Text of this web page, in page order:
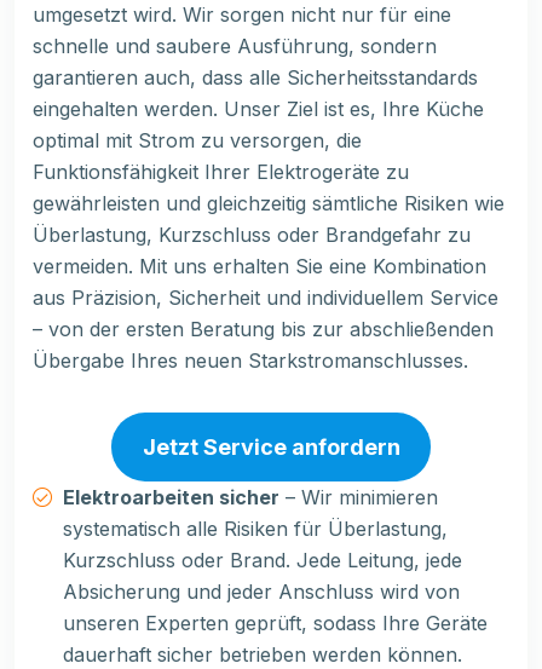
umgesetzt wird. Wir sorgen nicht nur für eine
schnelle und saubere Ausführung, sondern
garantieren auch, dass alle Sicherheitsstandards
eingehalten werden. Unser Ziel ist es, Ihre Küche
optimal mit Strom zu versorgen, die
Funktionsfähigkeit Ihrer Elektrogeräte zu
gewährleisten und gleichzeitig sämtliche Risiken wie
Überlastung, Kurzschluss oder Brandgefahr zu
vermeiden. Mit uns erhalten Sie eine Kombination
aus Präzision, Sicherheit und individuellem Service
– von der ersten Beratung bis zur abschließenden
Übergabe Ihres neuen Starkstromanschlusses.
Jetzt Service anfordern
Elektroarbeiten sicher – Wir minimieren
systematisch alle Risiken für Überlastung,
Kurzschluss oder Brand. Jede Leitung, jede
Absicherung und jeder Anschluss wird von
unseren Experten geprüft, sodass Ihre Geräte
dauerhaft sicher betrieben werden können.